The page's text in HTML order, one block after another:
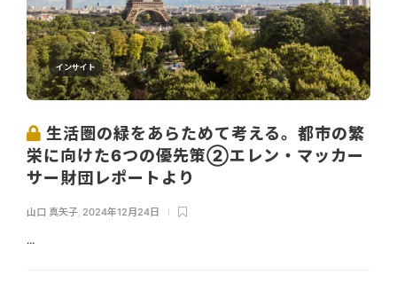
インサイト
生活圏の緑をあらためて考える。都市の繁
栄に向けた6つの優先策②エレン・マッカー
サー財団レポートより
山口 真矢子 2024年12月24日
...